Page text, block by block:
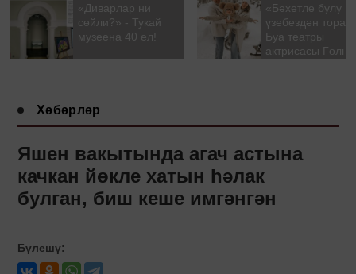
«Диварлар ни
сөйли?» - Тукай
музеена 40 ел!
«Бәхетле булу
үзебездән тора».
Буа театры
актрисасы
Хәбәрләр
Яшен вакытында агач астына
качкан йөкле хатын һәлак
булган, биш кеше имгәнгән
Бүлешү: